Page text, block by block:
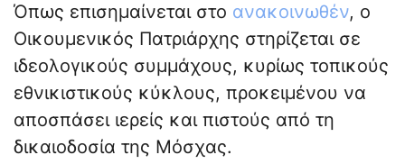
Όπως επισημαίνεται στο ανακοινωθέν, ο
Οικουμενικός Πατριάρχης στηρίζεται σε
ιδεολογικούς συμμάχους, κυρίως τοπικούς
εθνικιστικούς κύκλους, προκειμένου να
αποσπάσει ιερείς και πιστούς από τη
δικαιοδοσία της Μόσχας.